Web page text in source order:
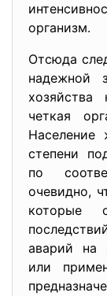
организм.
Отсюда
надежной
четкая
степени
по
очевидно,
которые
аварий на
или